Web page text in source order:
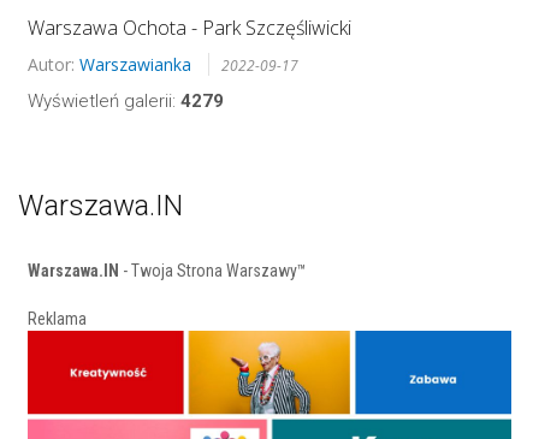
Warszawa Ochota - Park Szczęśliwicki
Autor: Warszawianka 2022-09-17
Wyświetleń galerii: 4279
Warszawa.IN
Warszawa.IN - Twoja Strona Warszawy™
Reklama